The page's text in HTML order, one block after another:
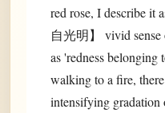
red rose, I describe it
自光明】 vivid sense
as 'redness belonging
walking to a fire,
intensifying